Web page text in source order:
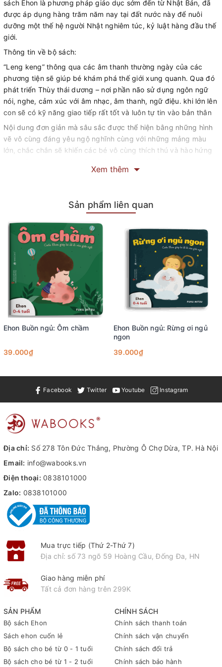
sách Ehon là phương pháp giáo dục sớm đến từ Nhật Bản, đã
được áp dụng hàng trăm năm nay tại đất nước này để nuôi
dưỡng một thế hệ người Nhật nghiêm túc, kỷ luật hàng đầu thế
giới.
Thông tin về bộ sách:
“Leng keng” thông qua các âm thanh thường ngày của các
phương tiện sẽ giúp bé khám phá thế giới xung quanh. Qua đó
phát triển Thùy thái dương – nơi phần não sử dụng ngôn ngữ
nói, nghe, cảm xúc với âm nhạc, âm thanh, ngữ điệu. khi lớn lên
con sẽ có kỹ năng giao tiếp rất tốt và luôn tự tin vào bản thân
Nội dung đơn giản mà sâu sắc được thể hiện bằng những hình
vẽ vô cùng đáng yêu ngộ nghĩnh cùng với những mảng màu
lớn, chắc chắn sẽ khiến các bé vô cùng thích thú và hào hứng
bất kỳ bạn nhỏ nào đang trong độ tuổi lên 0 - 6 đấy.
Xem thêm
Sản phẩm liên quan
Ehon Buồn ngủ: Ôm chầm
39.000₫
Ehon Buồn ngủ: Rừng ơi ngủ
ngon
39.000₫
Facebook Twitter Youtube Instagram
SẢN PHẨM
Bộ sách Ehon
Sách ehon cuốn lẻ
Bộ sách cho bé từ 0 - 1 tuổi
Bộ sách cho bé từ 1 - 2 tuổi
CHÍNH SÁCH
Chính sách thanh toán
Chính sách vận chuyển
Chính sách đổi trả
Chính sách bảo hành
Địa chỉ: Số 278 Tôn Đức Thắng, Phường Ô Chợ Dừa, TP. Hà Nội
Email: info@wabooks.vn
Điện thoại: 0838101000
Zalo: 0838101000
Mua trực tiếp (Thứ 2-Thứ 7)
Địa chỉ: số 73 ngõ 59 Hoàng Cầu, Đống Đa, HN
Giao hàng miễn phí
Tất cả đơn hàng trên 299K